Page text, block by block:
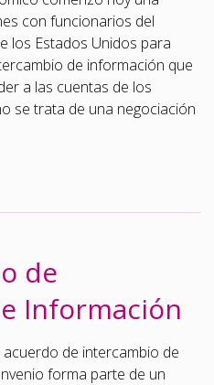
con funcionarios del
los Estados Unidos para
de información que
a las cuentas de los
se trata de una negociación
de
Información
de intercambio de
forma parte de un